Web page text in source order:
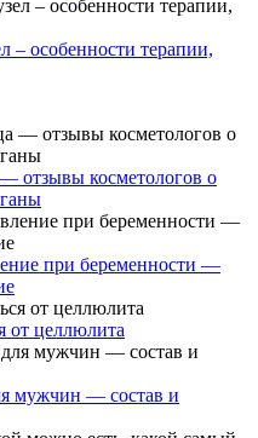
– особенности терапии,
отзывы косметологов о
при беременности —
от целлюлита
мужчин — состав и